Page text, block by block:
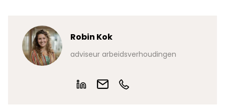
Robin Kok
adviseur arbeidsverhoudingen